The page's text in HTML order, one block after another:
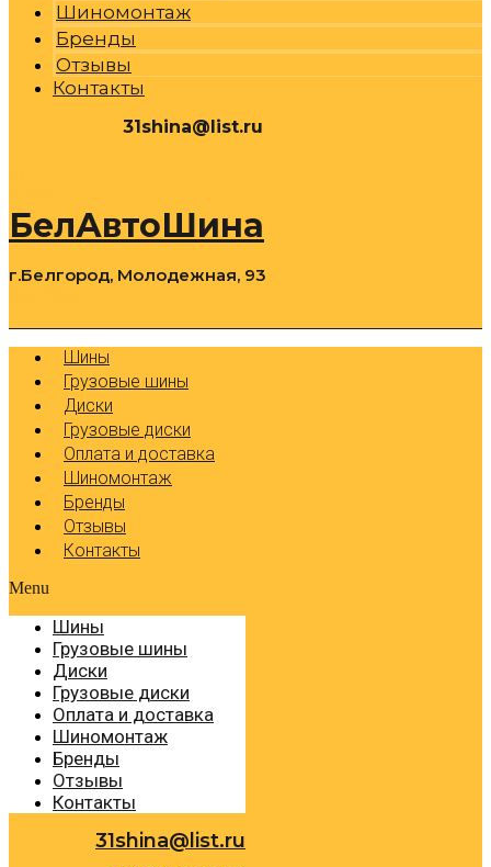
Шиномонтаж
Бренды
Отзывы
Контакты
31shina@list.ru
БелАвтоШина
г.Белгород, Молодежная, 93
Шины
Грузовые шины
Диски
Грузовые диски
Оплата и доставка
Шиномонтаж
Бренды
Отзывы
Контакты
Menu
Шины
Грузовые шины
Диски
Грузовые диски
Оплата и доставка
Шиномонтаж
Бренды
Отзывы
Контакты
31shina@list.ru